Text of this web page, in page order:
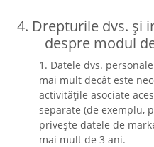
4. Drepturile dvs. și
despre modul
1. Datele dvs.
mai mult decât este
activitățile asociate
separate (de exemplu,
privește datele de
mai mult de 3 ani.